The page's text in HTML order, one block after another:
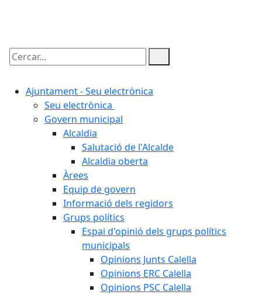
Cercar:
Ajuntament - Seu electrònica
Seu electrònica
Govern municipal
Alcaldia
Salutació de l'Alcalde
Alcaldia oberta
Àrees
Equip de govern
Informació dels regidors
Grups polítics
Espai d'opinió dels grups polítics
municipals
Opinions Junts Calella
Opinions ERC Calella
Opinions PSC Calella